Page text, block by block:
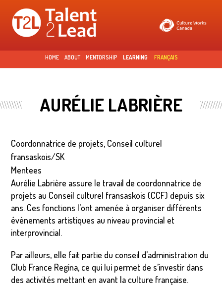
Skip to
main
content
HOME ABOUT MENTORSHIP LEARNING FRANÇAIS
AURÉLIE LABRIÈRE
Coordonnatrice de projets, Conseil culturel
fransaskois/SK
Mentees
Aurélie Labrière assure le travail de coordonnatrice de
projets au Conseil culturel fransaskois (CCF) depuis six
ans. Ces fonctions l’ont amenée à organiser différents
évènements artistiques au niveau provincial et
interprovincial.
Par ailleurs, elle fait partie du conseil d’administration du
Club France Regina, ce qui lui permet de s’investir dans
des activités mettant en avant la culture française.